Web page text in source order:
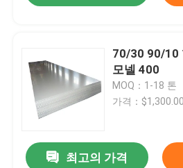
70/30 90/10
모넬 400
MOQ：1-18 톤
가격：
최고의 가격